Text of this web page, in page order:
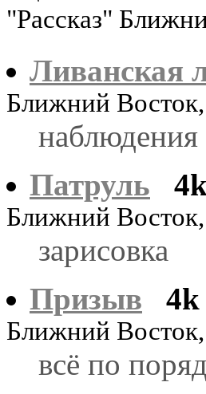
"Рассказ"
Ливанская
Ближний
Патруль
Ближний
зарисовка
Призыв
4k
Ближний
всё по